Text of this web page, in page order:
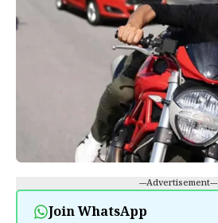
---Advertisement---
Join WhatsApp